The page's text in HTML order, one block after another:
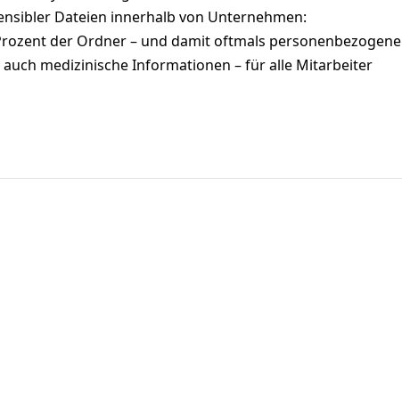
Dateien innerhalb von Unternehmen:
der Ordner – und damit oftmals personenbezogene
medizinische Informationen – für alle Mitarbeiter